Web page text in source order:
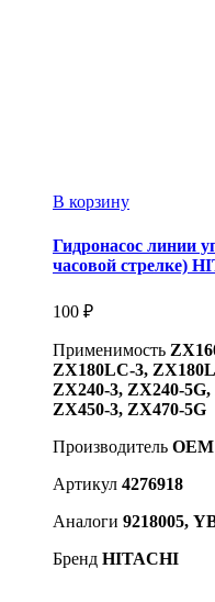
В корзину
Гидронасос линии
часовой стрелке)
100 ₽
Применимость
ZX180LC-3,
ZX240-3, ZX240-
ZX450-3, ZX470-5G
Производитель
Артикул 4276918
Аналоги 9218005,
Бренд HITACHI